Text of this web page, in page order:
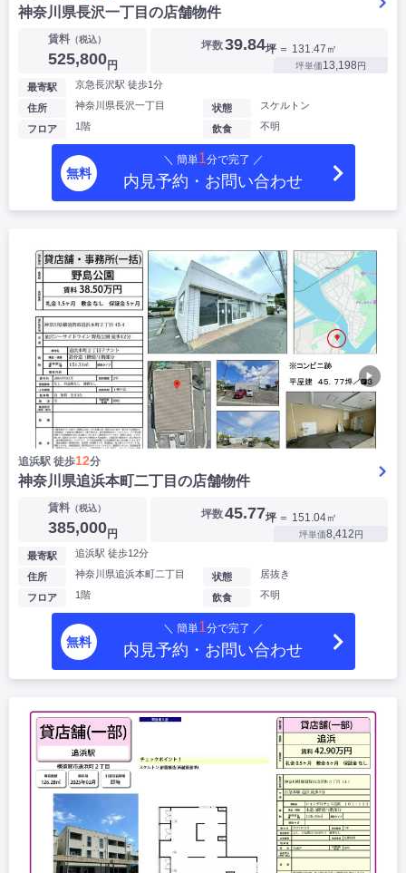
神奈川県長沢一丁目の店舗物件
賃料（税込）
525,800円
坪数39.84坪 ＝ 131.47㎡
坪単価13,198円
最寄駅 京急長沢駅 徒歩1分
住所 神奈川県長沢一丁目
フロア 1階
状態 スケルトン
飲食 不明
無料
＼ 簡単1分で完了 ／
内見予約・お問い合わせ
▶
追浜駅 徒歩12分
神奈川県追浜本町二丁目の店舗物件
賃料（税込）
385,000円
坪数45.77坪 ＝ 151.04㎡
坪単価8,412円
最寄駅 追浜駅 徒歩12分
住所 神奈川県追浜本町二丁目
フロア 1階
状態 居抜き
飲食 不明
無料
＼ 簡単1分で完了 ／
内見予約・お問い合わせ